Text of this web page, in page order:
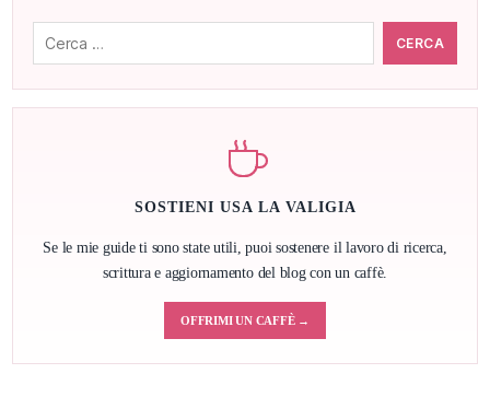
SOSTIENI USA LA VALIGIA
Se le mie guide ti sono state utili, puoi sostenere il lavoro di ricerca,
scrittura e aggiornamento del blog con un caffè.
OFFRIMI UN CAFFÈ →